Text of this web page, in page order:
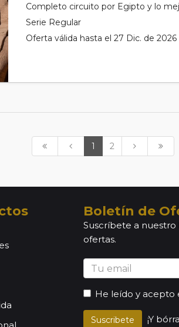
Completo circuito por Egipto y lo
Serie Regular
Oferta válida hasta el 27 Dic. de 2026
1 2
Boletín de
Suscríbete a
ofertas.
He leído y acepto
Suscribete ¡Y